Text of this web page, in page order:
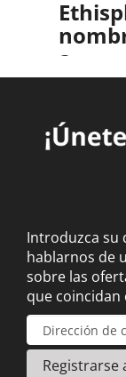
Leer
a
una de
las
del
Most
Introduzca su
hablarnos de
sobre las
que coincidan